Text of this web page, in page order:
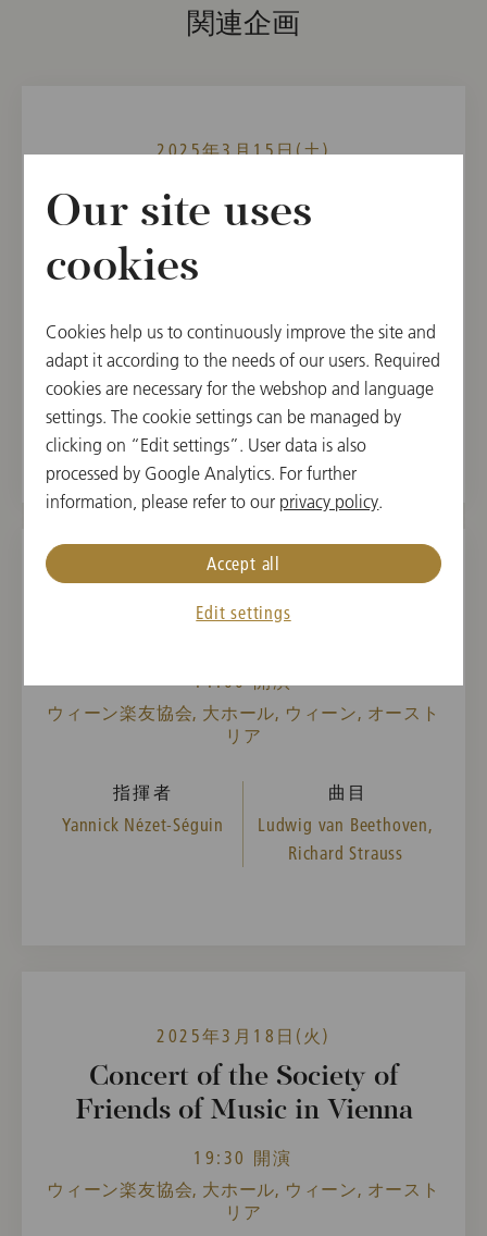
関連企画
2025年3月15日(土)
7th Subscription Concert
ウィーン楽友協会, 大ホール, ウィーン, オースト
指揮者
Yannick Nézet-Séguin
Ludwig van Beethoven,
Richard Strauss
11:00 開演
ウィーン楽友協会, 大ホール, ウィーン, オースト
リア
指揮者
Yannick Nézet-Séguin
曲目
Ludwig van Beethoven,
Richard Strauss
2025年3月18日(火)
Concert of the Society of
Friends of Music in Vienna
19:30 開演
ウィーン楽友協会, 大ホール, ウィーン, オースト
リア
Our site uses
cookies
Cookies help us to continuously improve the site and
adapt it according to the needs of our users. Required
cookies are necessary for the webshop and language
settings. The cookie settings can be managed by
clicking on “Edit settings”. User data is also
processed by Google Analytics. For further
information, please refer to our privacy policy.
Edit settings
Accept all